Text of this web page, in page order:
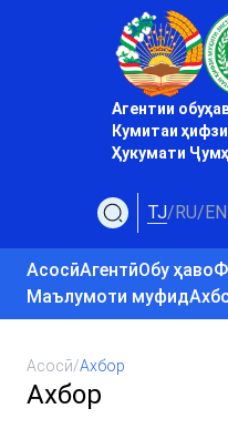
Агентии
Кумитаи
Ҳукумати
TJ/RU/EN
АсосӣАгентӣОбу ҳаво
Маълумоти муфид
Асосӣ/Ахбор
Ахбор